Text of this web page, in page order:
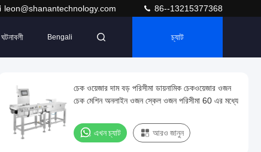
leon@shanantechnology.com 86--13215377368
ঘটনাবলী Bengali চ্যাট
চেক ওয়েজার দাম বড় পরিসীমা ডায়নামিক চেকওয়েজার ওজন
চেক মেশিন অনলাইন ওজন স্কেল ওজন পরিসীমা 60 এর মধ্যে
এখন চ্যাট আরও জানুন